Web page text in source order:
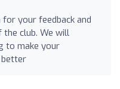
for your feedback and
club. We will
to make your
better